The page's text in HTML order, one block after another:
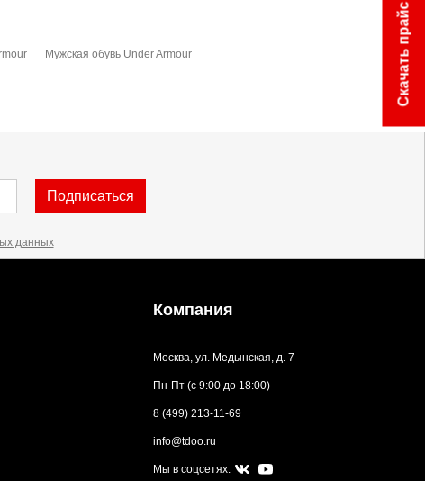
Мужская обувь Under Armour
Подписаться
данных
Компания
Москва, ул. Медынская, д. 7
Пн-Пт (с 9:00 до 18:00)
8 (499) 213-11-69
info@tdoo.ru
Мы в соцсетях:
Скачать прайс